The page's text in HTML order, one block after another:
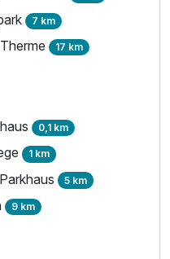
7 km
17 km
0,1 km
1 km
5 km
9 km